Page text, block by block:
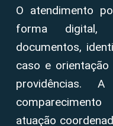
O atendimento
forma
documentos,
caso e
providências.
atuação